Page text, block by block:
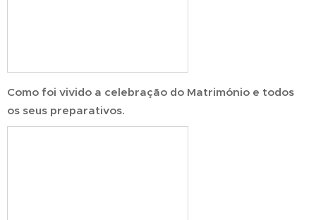
Como foi vivido a celebração do Matrimónio e todos
os seus preparativos.